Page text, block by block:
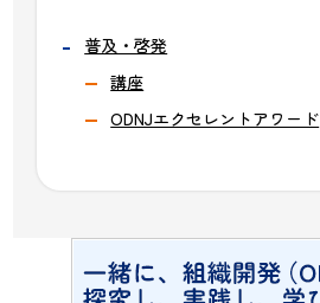
普及・啓発
講座
ODNJエクセレントアワード